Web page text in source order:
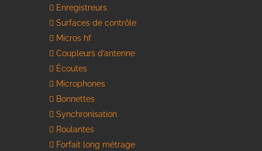
Enregistreurs
Surfaces de contrôle
Micros hf
Coupleurs d’antenne
Écoutes
Microphones
Bonnettes
Synchronisation
Roulantes
Forfait long métrage